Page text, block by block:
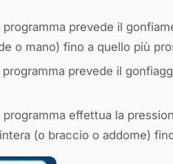
prevede il
o mano) fino a quello più
prevede il
programma effettua la
(o braccio o addome)